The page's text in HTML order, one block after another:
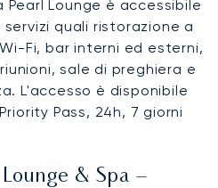
Lounge è accessibile
quali ristorazione a
Fi, bar interni ed esterni,
sale di preghiera e
L'accesso è disponibile
Pass, 24h, 7 giorni
& Spa –